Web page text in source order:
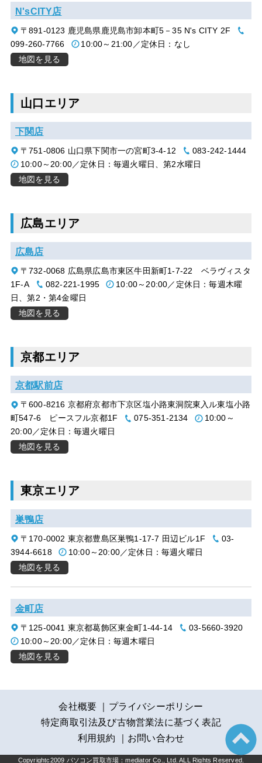
N'sCITY店
〒891-0123 鹿児島県鹿児島市卸本町5－35 N's CITY 2F
099-260-7766
10:00～21:00／定休日：なし
地図を見る
山口エリア
下関店
〒751-0806 山口県下関市一の宮町3-4-12
083-242-1444
10:00～20:00／定休日：毎週火曜日、第2水曜日
地図を見る
広島エリア
広島店
〒732-0068 広島県広島市東区牛田新町1-7-22 ベラヴィスタ
1F-A
082-221-1995
10:00～20:00／定休日：毎週木曜
日、第2・第4金曜日
地図を見る
京都エリア
京都駅前店
〒600-8216 京都府京都市下京区塩小路東洞院東入ル東塩小路
町547-6 ピースフル京都1F
075-351-2134
10:00～
20:00／定休日：毎週火曜日
地図を見る
東京エリア
巣鴨店
〒170-0002 東京都豊島区巣鴨1-17-7 田辺ビル1F
03-
3944-6618
10:00～20:00／定休日：毎週火曜日
地図を見る
金町店
〒125-0041 東京都葛飾区東金町1-44-14
03-5660-3920
10:00～20:00／定休日：毎週木曜日
地図を見る
会社概要
プライバシーポリシー
特定商取引法及び古物営業法に基づく表記
利用規約
お問い合わせ
Copyrightc2009 パソコン買取市場：mediator Co., Ltd. ALL Rights Reserved.